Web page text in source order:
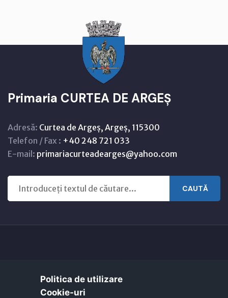
Primaria CURTEA DE ARGEȘ
Adresă: Curtea de Argeș, Argeș, 115300
Telefon / Fax : +40 248 721 033
E-mail: primariacurteadearges@yahoo.com
CAUTĂ
Harta orasului
Link-uri utile
Politica de utilizare
Cookie-uri‎